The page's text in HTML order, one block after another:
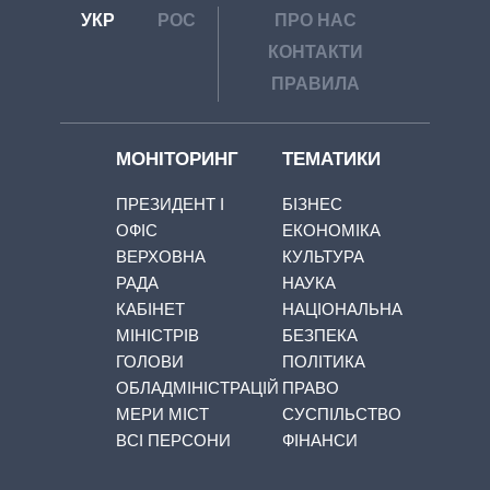
УКР РОС
ПРО НАС
КОНТАКТИ
ПРАВИЛА
МОНІТОРИНГ
ПРЕЗИДЕНТ І
ОФІС
ВЕРХОВНА
РАДА
КАБІНЕТ
МІНІСТРІВ
ГОЛОВИ
ОБЛАДМІНІСТРАЦІЙ
МЕРИ МІСТ
ВСІ ПЕРСОНИ
ТЕМАТИКИ
БІЗНЕС
ЕКОНОМІКА
КУЛЬТУРА
НАУКА
НАЦІОНАЛЬНА
БЕЗПЕКА
ПОЛІТИКА
ПРАВО
СУСПІЛЬСТВО
ФІНАНСИ